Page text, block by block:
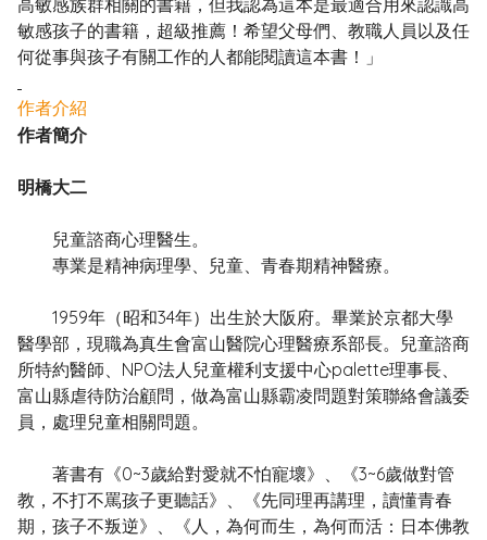
高敏感族群相關的書籍，但我認為這本是最適合用來認識高
敏感孩子的書籍，超級推薦！希望父母們、教職人員以及任
何從事與孩子有關工作的人都能閱讀這本書！」
作者介紹
作者簡介
明橋大二
兒童諮商心理醫生。
專業是精神病理學、兒童、青春期精神醫療。
1959年（昭和34年）出生於大阪府。畢業於京都大學
醫學部，現職為真生會富山醫院心理醫療系部長。兒童諮商
所特約醫師、NPO法人兒童權利支援中心palette理事長、
富山縣虐待防治顧問，做為富山縣霸凌問題對策聯絡會議委
員，處理兒童相關問題。
著書有《0~3歲給對愛就不怕寵壞》、《3~6歲做對管
教，不打不罵孩子更聽話》、《先同理再講理，讀懂青春
期，孩子不叛逆》、《人，為何而生，為何而活：日本佛教